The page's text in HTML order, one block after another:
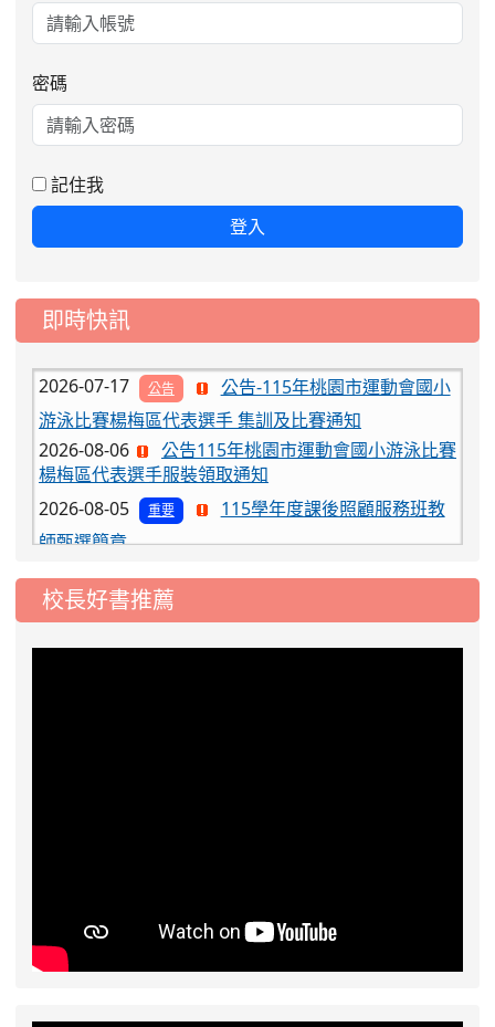
密碼
記住我
登入
即時快訊
2026-08-06
公告115年桃園市運動會國小游泳比賽
楊梅區代表選手服裝領取通知
師甄選簡章
115學年度一、三、五年級常
2026-07-31
公告
學校對面建案申請8月份「施
工車輛臨停」一案，請各位用路人留意
2026-07-17
公告
公告-115年桃園市運動會國小
游泳比賽楊梅區代表選手 集訓及比賽通知
2026-08-06
公告115年桃園市運動會國小游泳比賽
楊梅區代表選手服裝領取通知
2026-08-05
115學年度課後照顧服務班教
師甄選簡章
態編班結果公告
2026-07-31
公告
學校對面建案申請8月份「施
校長好書推薦